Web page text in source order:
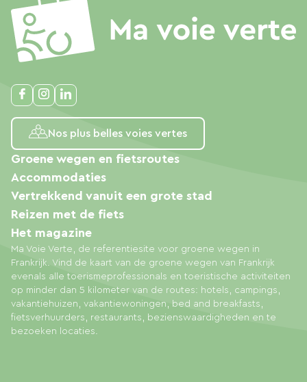
Nos plus belles voies vertes
Ma Voie Verte, de referentiesite voor groene wegen in
Frankrijk. Vind de kaart van de groene wegen van Frankrijk
evenals alle toerismeprofessionals en toeristische activiteiten
op minder dan 5 kilometer van de routes: hotels, campings,
vakantiehuizen, vakantiewoningen, bed and breakfasts,
fietsverhuurders, restaurants, bezienswaardigheden en te
bezoeken locaties.
Groene wegen en fietsroutes
Accommodaties
Vertrekkend vanuit een grote stad
Reizen met de fiets
Het magazine